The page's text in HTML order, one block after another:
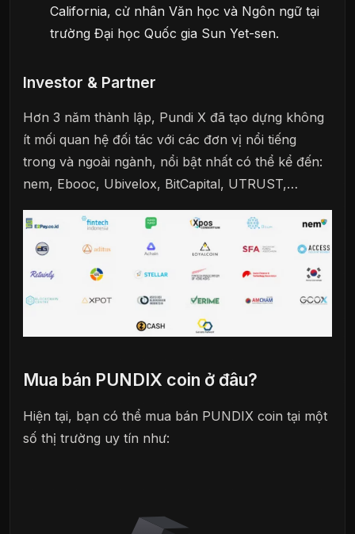
California, cử nhân Văn học và Ngôn ngữ tại
trường Đại học Quốc gia Sun Yet-sen.
Investor & Partner
Hơn 3 năm thành lập, Pundi X đã tạo dựng không
ít mối quan hệ đối tác với các đơn vị nổi tiếng
trong và ngoài ngành, nổi bật nhất có thể kể đến:
nem, Ebooc, Ubivelox, BitCapital, UTRUST,…
Mua bán PUNDIX coin ở đâu?
Hiện tại, bạn có thể mua bán PUNDIX coin tại một
số thị trường uy tín như: